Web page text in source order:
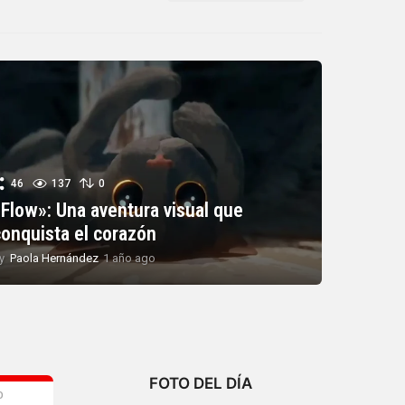
46 137 0
Una aventura visual que
el corazón
Paola Hernández 1 año ago1
FOTO DEL DÍA